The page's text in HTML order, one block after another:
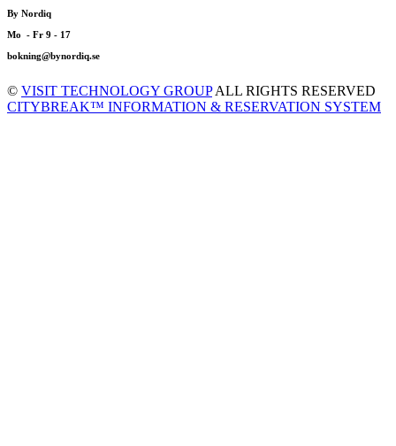
By Nordiq
Mo - Fr 9 - 17
bokning@bynordiq.se
© VISIT TECHNOLOGY GROUPALL RIGHTS RESERVED
CITYBREAK™ INFORMATION & RESERVATION SYSTEM